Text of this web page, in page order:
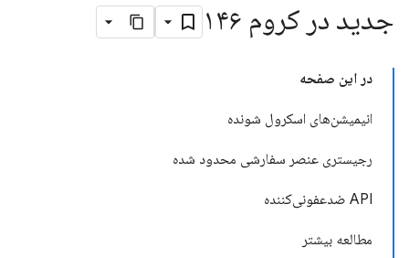
جدید در کروم ۱۴۶
در این صفحه
انیمیشن‌های اسکرول شونده
رجیستری عنصر سفارشی محدود شده
API ضدعفونی‌کننده
مطالعه بیشتر